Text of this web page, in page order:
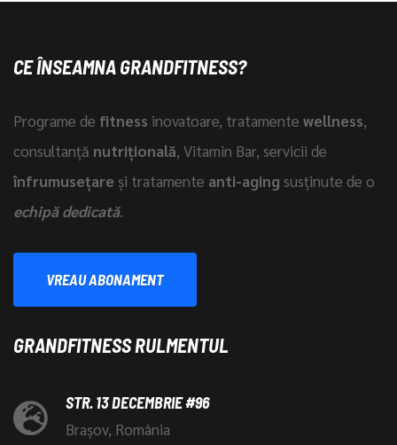
CE ÎNSEAMNA GRANDFITNESS?
Programe de fitness inovatoare, tratamente wellness,
consultanță nutrițională, Vitamin Bar, servicii de
înfrumusețare și tratamente anti-aging susținute de o
echipă dedicată.
VREAU ABONAMENT
GRANDFITNESS RULMENTUL
STR. 13 DECEMBRIE #96
Brașov, România